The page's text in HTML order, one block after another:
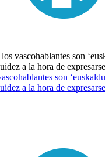
vascohablantes son
a la hora de
son
a la hora de